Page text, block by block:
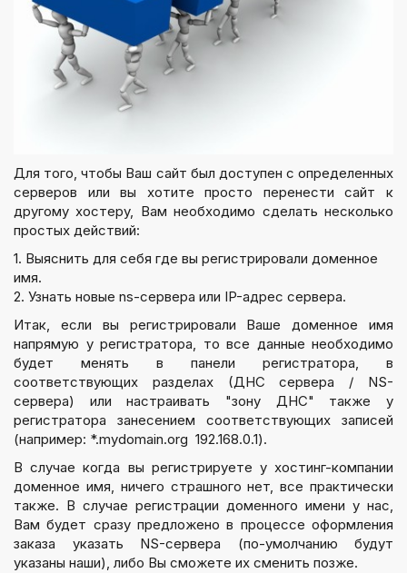
Для того, чтобы Ваш сайт был доступен с определенных
серверов или вы хотите просто перенести сайт к
другому хостеру, Вам необходимо сделать несколько
простых действий:
1. Выяснить для себя где вы регистрировали доменное
имя.
2. Узнать новые ns-сервера или IP-адрес сервера.
Итак, если вы регистрировали Ваше доменное имя
напрямую у регистратора, то все данные необходимо
будет менять в панели регистратора, в
соответствующих разделах (ДНС сервера / NS-
сервера) или настраивать "зону ДНС" также у
регистратора занесением соответствующих записей
(например: *.mydomain.org 192.168.0.1).
В случае когда вы регистрируете у хостинг-компании
доменное имя, ничего страшного нет, все практически
также. В случае регистрации доменного имени у нас,
Вам будет сразу предложено в процессе оформления
заказа указать NS-сервера (по-умолчанию будут
указаны наши), либо Вы сможете их сменить позже.